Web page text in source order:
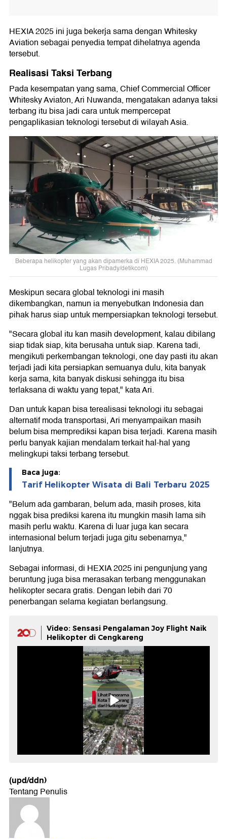
HEXIA 2025 ini juga bekerja sama dengan Whitesky
Aviation sebagai penyedia tempat dihelatnya agenda
tersebut.
Realisasi Taksi Terbang
Pada kesempatan yang sama, Chief Commercial Officer
Whitesky Aviaton, Ari Nuwanda, mengatakan adanya taksi
terbang itu bisa jadi cara untuk mempercepat
pengaplikasian teknologi tersebut di wilayah Asia.
Beberapa helikopter yang akan dipamerka di HEXIA 2025. (Muhammad
Lugas Pribady/detikcom)
Meskipun secara global teknologi ini masih
dikembangkan, namun ia menyebutkan Indonesia dan
pihak harus siap untuk mempersiapkan teknologi tersebut.
"Secara global itu kan masih development, kalau dibilang
siap tidak siap, kita berusaha untuk siap. Karena tadi,
mengikuti perkembangan teknologi, one day pasti itu akan
terjadi jadi kita persiapkan semuanya dulu, kita banyak
kerja sama, kita banyak diskusi sehingga itu bisa
terlaksana di waktu yang tepat," kata Ari.
Dan untuk kapan bisa terealisasi teknologi itu sebagai
alternatif moda transportasi, Ari menyampaikan masih
belum bisa memprediksi kapan bisa terjadi. Karena masih
perlu banyak kajian mendalam terkait hal-hal yang
melingkupi taksi terbang tersebut.
Baca juga:
Tarif Helikopter Wisata di Bali Terbaru 2025
"Belum ada gambaran, belum ada, masih proses, kita
nggak bisa prediksi karena itu mungkin masih lama sih
masih perlu waktu. Karena di luar juga kan secara
internasional belum terjadi juga gitu sebenarnya,"
lanjutnya.
Sebagai informasi, di HEXIA 2025 ini pengunjung yang
beruntung juga bisa merasakan terbang menggunakan
helikopter secara gratis. Dengan lebih dari 70
penerbangan selama kegiatan berlangsung.
Video: Sensasi Pengalaman Joy Flight Naik
Helikopter di Cengkareng
(upd/ddn)